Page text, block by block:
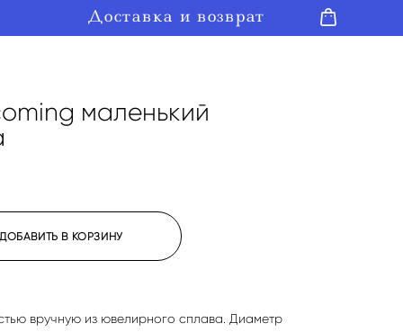
Доставка и возврат
Доставка и возврат
маленький
В КОРЗИНУ
вручную из ювелирного сплава. Диаметр